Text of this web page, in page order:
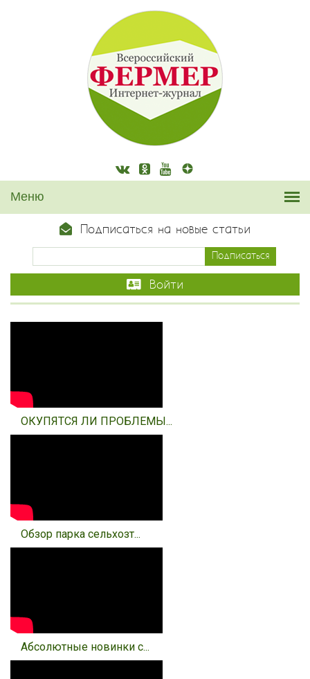
Подписаться на новые статьи
Войти
ОКУПЯТСЯ ЛИ ПРОБЛЕМЫ...
Обзор парка сельхозт...
Абсолютные новинки с...